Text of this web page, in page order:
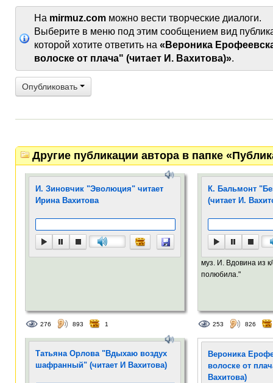
На mirmuz.com можно вести творческие диалоги.
Выберите в меню под этим сообщением вид
которой хотите ответить на «Вероника
волоске от плача" (читает И. Вахитова)».
Опубликовать
Другие публикации автора в папке
И. Зиновчик "Эволюция" читает
Ирина Вахитова
276 893 1
К. Бальмонт
(читает И.
муз. И. Вдовина из
полюбила."
253 826
Татьяна Орлова "Вдыхаю воздух
шафранный" (читает И Вахитова)
Вероника
волоске от
Вахитова)